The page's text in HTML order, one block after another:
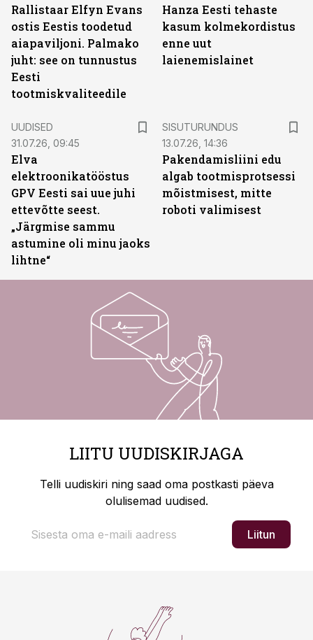
Rallistaar Elfyn Evans
ostis Eestis toodetud
aiapaviljoni. Palmako
juht: see on tunnustus
Eesti
tootmiskvaliteedile
Hanza Eesti tehaste
kasum kolmekordistus
enne uut
laienemislainet
UUDISED
31.07.26, 09:45
Elva
elektroonikatööstus
GPV Eesti sai uue juhi
ettevõtte seest.
„Järgmise sammu
astumine oli minu jaoks
lihtne“
SISUTURUNDUS
13.07.26, 14:36
Pakendamisliini edu
algab tootmisprotsessi
mõistmisest, mitte
roboti valimisest
LIITU UUDISKIRJAGA
Telli uudiskiri ning saad oma postkasti päeva
olulisemad uudised.
Liitun